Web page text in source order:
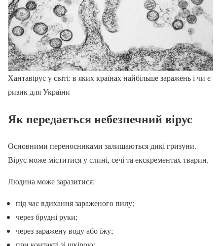
Хантавірус у світі: в яких країнах найбільше заражень і чи є
ризик для України
Як передається небезпечний вірус
Основними переносниками залишаються дикі гризуни.
Вірус може міститися у слині, сечі та екскрементах тварин.
Людина може заразитися:
під час вдихання зараженого пилу;
через брудні руки;
через заражену воду або їжу;